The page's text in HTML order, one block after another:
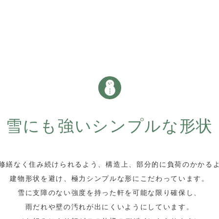
雪にも強いシンプルな形状
繕なく住み続けられるよう、構造上、部分的に負荷のかかる
建物形状を避け、極力シンプルな形にこだわっています。
雪に支障のない強度を持った軒を可能な限り確保し、
雨だれや壁の汚れが出にくいようにしています。